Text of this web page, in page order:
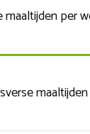
per
maaltijden